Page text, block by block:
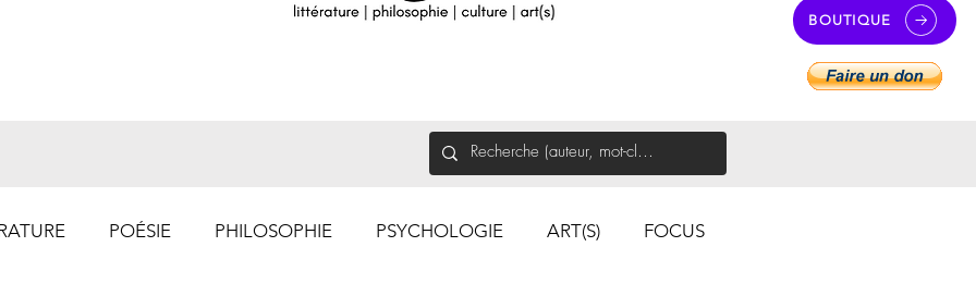
BOUTIQUE
POÉSIE PHILOSOPHIE PSYCHOLOGIE ART(S) FOCUS